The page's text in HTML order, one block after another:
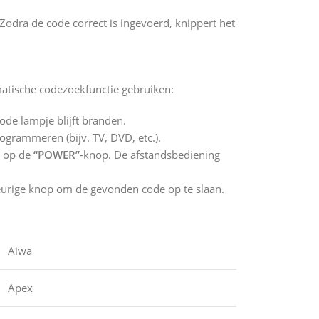
de code correct is ingevoerd, knippert het
codezoekfunctie gebruiken:
lampje blijft branden.
(bijv. TV, DVD, etc.).
op de “POWER”-knop. De afstandsbediening
knop om de gevonden code op te slaan.
Aiwa
Apex